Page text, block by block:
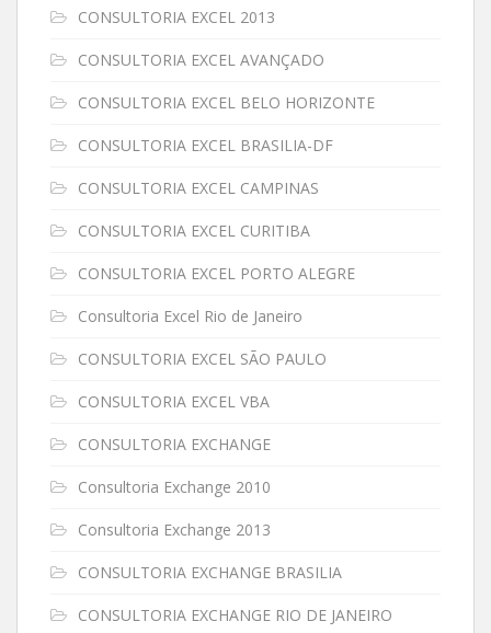
CONSULTORIA EXCEL 2013
CONSULTORIA EXCEL AVANÇADO
CONSULTORIA EXCEL BELO HORIZONTE
CONSULTORIA EXCEL BRASILIA-DF
CONSULTORIA EXCEL CAMPINAS
CONSULTORIA EXCEL CURITIBA
CONSULTORIA EXCEL PORTO ALEGRE
Consultoria Excel Rio de Janeiro
CONSULTORIA EXCEL SÃO PAULO
CONSULTORIA EXCEL VBA
CONSULTORIA EXCHANGE
Consultoria Exchange 2010
Consultoria Exchange 2013
CONSULTORIA EXCHANGE BRASILIA
CONSULTORIA EXCHANGE RIO DE JANEIRO